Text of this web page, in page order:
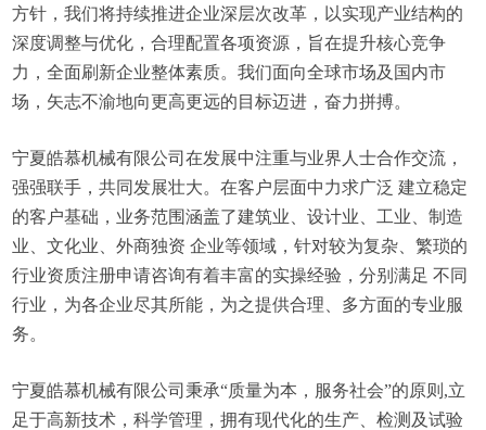
方针，我们将持续推进企业深层次改革，以实现产业结构的
深度调整与优化，合理配置各项资源，旨在提升核心竞争
力，全面刷新企业整体素质。我们面向全球市场及国内市
场，矢志不渝地向更高更远的目标迈进，奋力拼搏。
宁夏皓慕机械有限公司在发展中注重与业界人士合作交流，
强强联手，共同发展壮大。在客户层面中力求广泛 建立稳定
的客户基础，业务范围涵盖了建筑业、设计业、工业、制造
业、文化业、外商独资 企业等领域，针对较为复杂、繁琐的
行业资质注册申请咨询有着丰富的实操经验，分别满足 不同
行业，为各企业尽其所能，为之提供合理、多方面的专业服
务。
宁夏皓慕机械有限公司秉承“质量为本，服务社会”的原则,立
足于高新技术，科学管理，拥有现代化的生产、检测及试验